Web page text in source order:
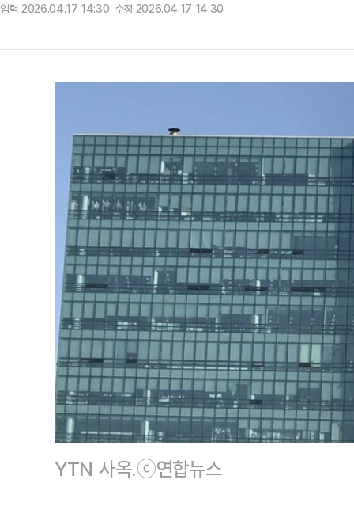
입력 2026.04.17 14:30 수정 2026.04.17 14:30
YTN 사옥.ⓒ연합뉴스